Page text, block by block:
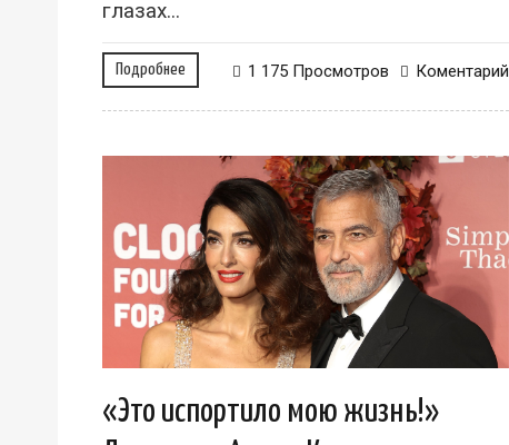
глазах...
Подробнее Коментарий
1 175 Просмотров
«Это испортило мою жизнь!»